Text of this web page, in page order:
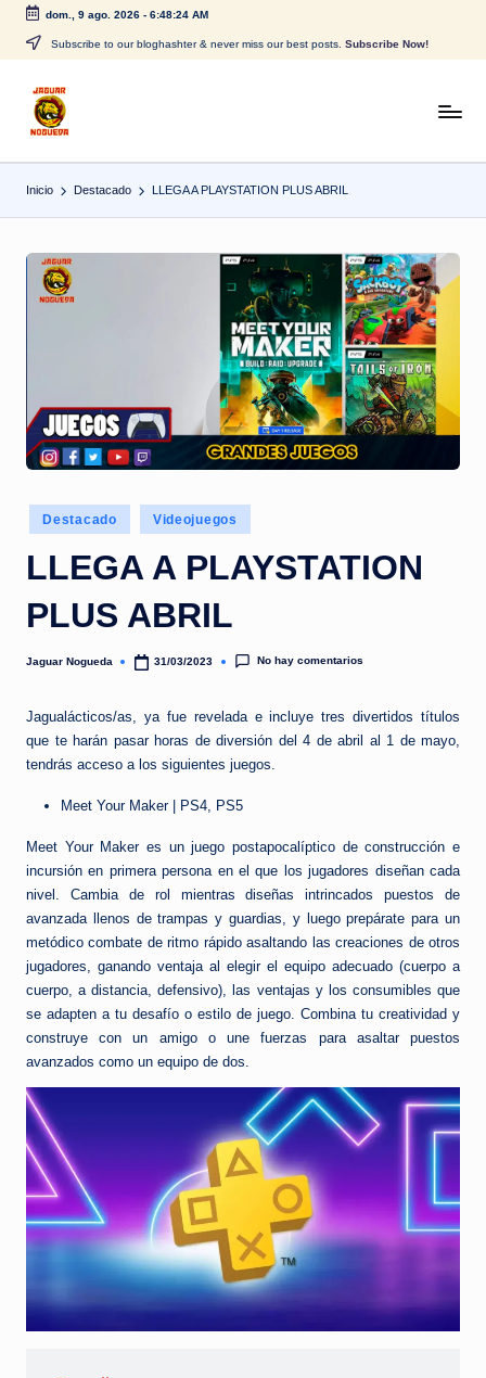
Saltar
contenido
dom., 9 ago. 2026- 6:48:24 AM
Subscribe to our bloghashter & never miss our best posts. Subscribe Now!
J
a
g
g
u
a
CONTENIDO
Inicio Destacado LLEGA A PLAYSTATION PLUS ABRIL
Publicado
en
Destacado Videojuegos
LLEGA A PLAYSTATION
PLUS ABRIL
Publicado
Jaguar Nogueda 31/03/2023 No hay comentarios
Jagualácticos/as, ya fue revelada e incluye tres divertidos títulos
que te harán pasar horas de diversión del 4 de abril al 1 de mayo,
tendrás acceso a los siguientes juegos.
Meet Your Maker | PS4, PS5
Meet Your Maker es un juego postapocalíptico de construcción e
incursión en primera persona en el que los jugadores diseñan cada
nivel. Cambia de rol mientras diseñas intrincados puestos de
avanzada llenos de trampas y guardias, y luego prepárate para un
metódico combate de ritmo rápido asaltando las creaciones de otros
jugadores, ganando ventaja al elegir el equipo adecuado (cuerpo a
cuerpo, a distancia, defensivo), las ventajas y los consumibles que
se adapten a tu desafío o estilo de juego. Combina tu creatividad y
construye con un amigo o une fuerzas para asaltar puestos
avanzados como un equipo de dos.